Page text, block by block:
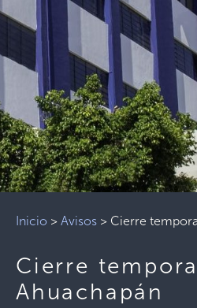
Inicio > Avisos > Cierre
Cierre
Ahuachapán